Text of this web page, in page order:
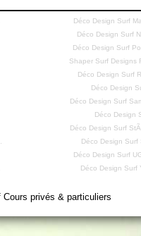
Déco Design Surf
Déco Design Surf
Déco Design Surf
Shaper Surf Designs
Déco Design Surf
Déco Design
Déco Design Surf
Déco Design
Déco Design Surf
Déco Design Surf
Déco Design Surf
Déco Design Surf
Cours privés & particuliers